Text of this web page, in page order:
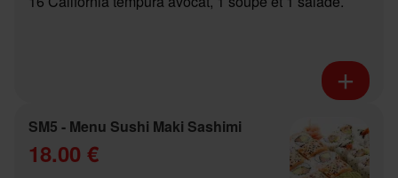
SM5 - Menu Sushi Maki Sashimi
18.00 €